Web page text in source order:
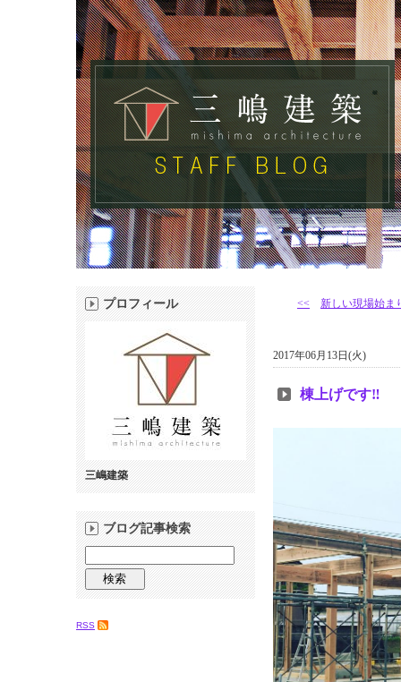
<< 新しい現場始ま
2017年06月13日(火)
棟上げです‼︎
プロフィール
三嶋建築
ブログ記事検索
RSS